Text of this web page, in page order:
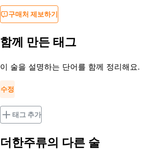
구매처 제보하기
함께 만든 태그
이 술을 설명하는 단어를 함께 정리해요.
수정
태그 추가
더한주류의 다른 술